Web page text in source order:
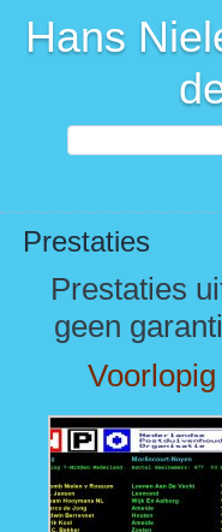
Hans
Prestaties
Prestaties
geen